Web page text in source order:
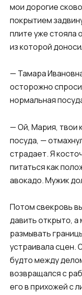
мои дорогие
покрытием
плите уже стояла
из которой
— Тамара
осторожно
нормальная
— Ой, Мария, твои
посуда, —
страдает. Я
питаться как
авокадо. Мужик
Потом свекровь
давить открыто, а
размывать
устраивала сцен.
будто между
возвращался с
его в прихожей с